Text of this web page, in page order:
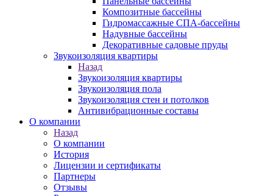
Композитные бассейны
Гидромассажные СПА-бассейны
Надувные бассейны
Декоративные садовые пруды
Звукоизоляция квартиры
Назад
Звукоизоляция квартиры
Звукоизоляция пола
Звукоизоляция стен и потолков
Антивибрационные составы
О компании
Назад
О компании
История
Лицензии и сертификаты
Партнеры
Отзывы